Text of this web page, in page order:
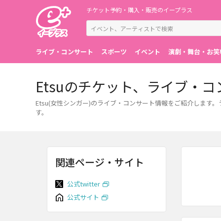
チケット予約・購入・販売のイープラス
ライブ・コンサート スポーツ イベント 演劇・舞台・お笑
Etsuのチケット、ライブ・
Etsu(女性シンガー)のライブ・コンサート情報をご紹介します
す。
関連ページ・サイト
公式twitter
公式サイト